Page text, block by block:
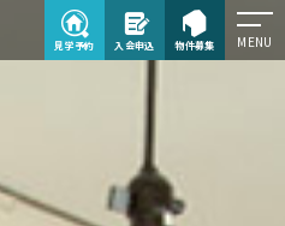
MENU
見学予約 入会申込 物件募集